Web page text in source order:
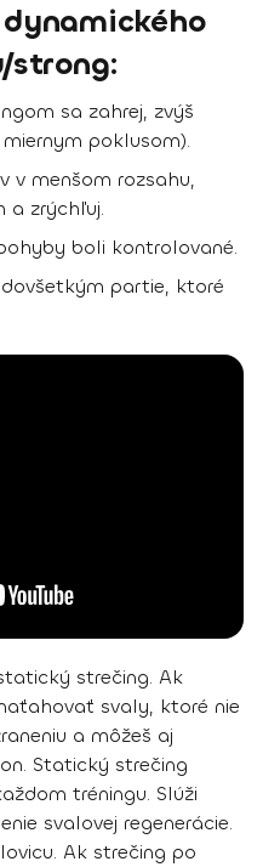
strong:
sa zahrej, zvýš
poklusom).
v menšom rozsahu,
a zrýchľuj.
boli kontrolované.
partie, ktoré
strečing. Ak
svaly, ktoré nie
a môžeš aj
Statický strečing
tréningu. Slúži
svalovej regenerácie.
. Ak strečing po